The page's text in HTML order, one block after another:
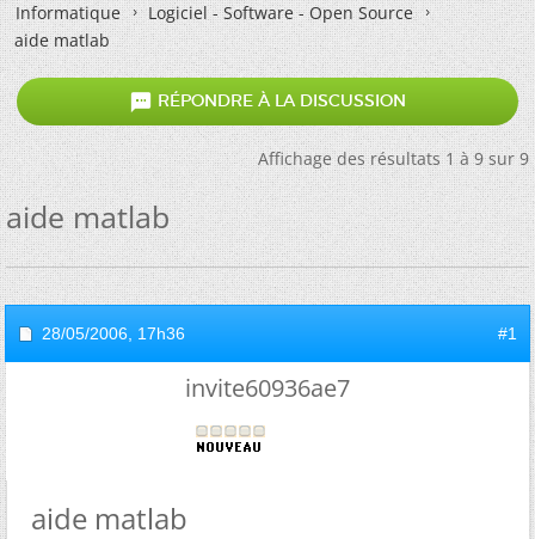
Informatique
Logiciel - Software - Open Source
aide matlab
 RÉPONDRE À LA DISCUSSION
Affichage des résultats 1 à 9 sur 9
aide matlab
28/05/2006, 17h36 #1
invite60936ae7
aide matlab